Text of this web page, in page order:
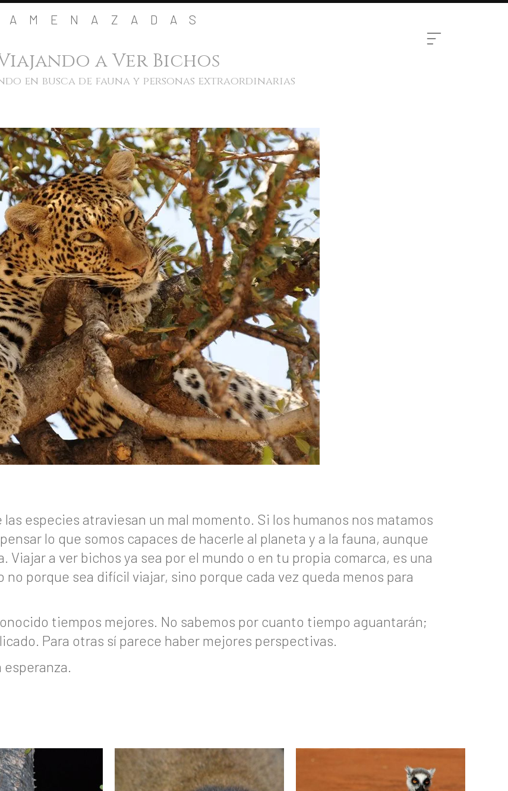
AMENAZADAS
a Ver Bichos
en busca de fauna y personas extraordinarias
especies atraviesan un mal momento. Si los humanos nos matamos
lo que somos capaces de hacerle al planeta y a la fauna, aunque
Viajar a ver bichos ya sea por el mundo o en tu propia comarca, es una
porque sea difícil viajar, sino porque cada vez queda menos para
tiempos mejores. No sabemos por cuanto tiempo aguantarán;
Para otras sí parece haber mejores perspectivas.